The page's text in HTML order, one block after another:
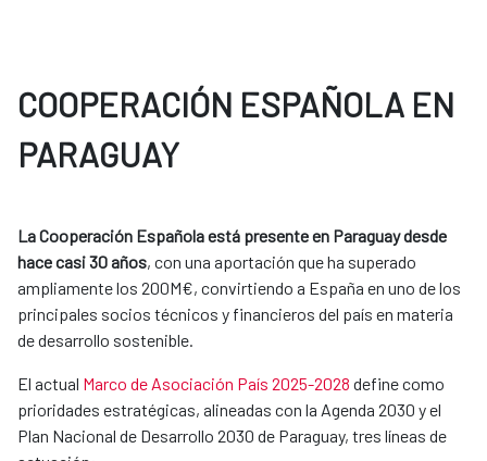
COOPERACIÓN ESPAÑOLA EN
PARAGUAY
La Cooperación Española está presente en Paraguay desde
hace casi 30 años, con una aportación que ha superado
ampliamente los 200M€, convirtiendo a España en uno de los
principales socios técnicos y financieros del país en materia
de desarrollo sostenible.
El actual Marco de Asociación País 2025-2028 define como
prioridades estratégicas, alineadas con la Agenda 2030 y el
Plan Nacional de Desarrollo 2030 de Paraguay, tres líneas de